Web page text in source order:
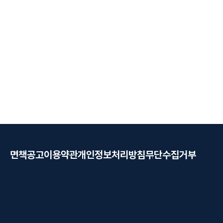
면책공고이용약관개인정보처리방침무단수집거부